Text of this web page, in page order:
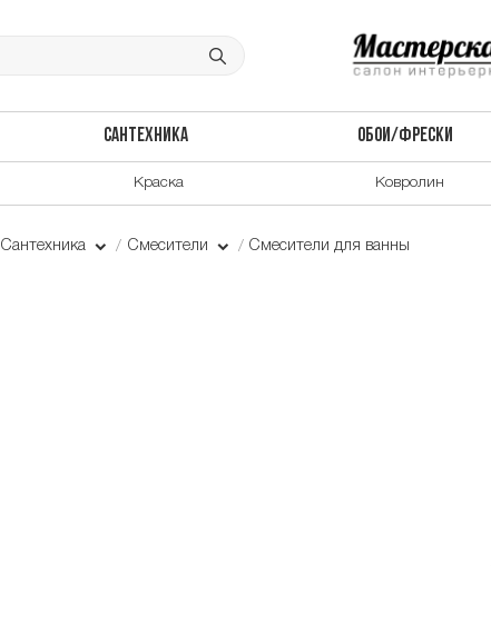
САНТЕХНИКА ОБОИ/ФРЕСКИ
Краска Ковролин
Сантехника Смесители Смесители для ванны